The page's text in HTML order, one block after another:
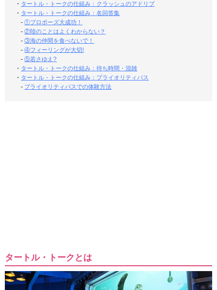
・ タートル・トークの仕組み：クラッシュのアドリブ
・ タートル・トークの仕組み：名回答集
-①プロポーズ大成功！
-②陸のことはよくわからない？
-③海の仲間を食べないで！
-④フィーリングが大切!
-⑤若さゆえ?
・ タートル・トークの仕組み：待ち時間・混雑
・ タートル・トークの仕組み：プライオリティパス
- プライオリティパスでの体験方法
タートル・トークとは